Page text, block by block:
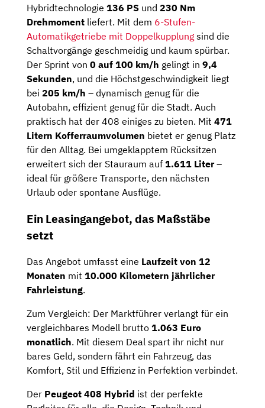
Hybridtechnologie 136 PS und 230 Nm
Drehmoment liefert. Mit dem 6-Stufen-
Automatikgetriebe mit Doppelkupplung sind die
Schaltvorgänge geschmeidig und kaum spürbar.
Der Sprint von 0 auf 100 km/h gelingt in 9,4
Sekunden, und die Höchstgeschwindigkeit liegt
bei 205 km/h – dynamisch genug für die
Autobahn, effizient genug für die Stadt. Auch
praktisch hat der 408 einiges zu bieten. Mit 471
Litern Kofferraumvolumen bietet er genug Platz
für den Alltag. Bei umgeklapptem Rücksitzen
erweitert sich der Stauraum auf 1.611 Liter–
ideal für größere Transporte, den nächsten
Urlaub oder spontane Ausflüge.
Ein Leasingangebot, das Maßstäbe
setzt
Das Angebot umfasst eine Laufzeit von 12
Monaten mit 10.000 Kilometern jährlicher
Fahrleistung.
Zum Vergleich: Der Marktführer verlangt für ein
vergleichbares Modell brutto 1.063 Euro
monatlich. Mit diesem Deal spart ihr nicht nur
bares Geld, sondern fährt ein Fahrzeug, das
Komfort, Stil und Effizienz in Perfektion verbindet.
Der Peugeot 408 Hybrid ist der perfekte